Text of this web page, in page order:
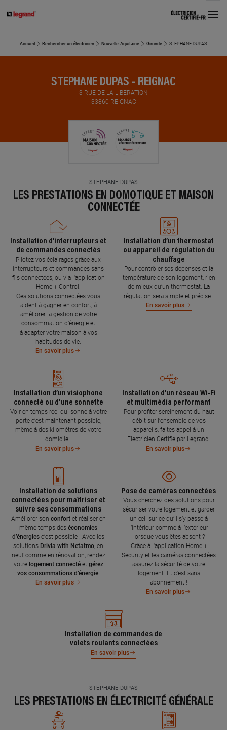
MENU
Accueil Rechercher un électricien Nouvelle-Aquitaine Gironde STEPHANE DUPAS
STEPHANE DUPAS - REIGNAC
3 RUE DE LA LIBERATION
33860 REIGNAC
STEPHANE DUPAS
LES PRESTATIONS EN DOMOTIQUE ET MAISON
CONNECTÉE
Installation d’interrupteurs et
de commandes connectés
Pilotez vos éclairages grâce aux
interrupteurs et commandes sans
fils connectées, ou via l'application
Home + Control.
Ces solutions connectées vous
aident à gagner en confort, à
améliorer la gestion de votre
consommation d’énergie et
à adapter votre maison à vos
habitudes de vie.
En savoir plus
Installation d’un thermostat
ou appareil de régulation du
chauffage
Pour contrôler ses dépenses et la
température de son logement, rien
de mieux qu’un thermostat. La
régulation sera simple et précise.
En savoir plus
Installation d’un visiophone
connecté ou d'une sonnette
Voir en temps réel qui sonne à votre
porte c’est maintenant possible,
même à des kilomètres de votre
domicile.
En savoir plus
Installation d’un réseau Wi-Fi
et multimédia performant
Pour profiter sereinement du haut
débit sur l’ensemble de vos
appareils, faites appel à un
Electricien Certifié par Legrand.
En savoir plus
Installation de solutions
connectées pour maîtriser et
suivre ses consommations
Améliorer son confort et réaliser en
même temps des économies
d’énergies c’est possible ! Avec les
solutions Drivia with Netatmo , en
neuf comme en rénovation, rendez
votre logement connecté et gérez
vos consommations d’énergie.
En savoir plus
Pose de caméras connectées
Vous cherchez des solutions pour
sécuriser votre logement et garder
un œil sur ce qu’il s’y passe à
l’intérieur comme à l’extérieur
lorsque vous êtes absent ?
Grâce à l'application Home +
Security et les caméras connectées
assurez la sécurité de votre
logement. Et c'est sans
abonnement !
En savoir plus
Installation de commandes de
volets roulants connectées
En savoir plus
STEPHANE DUPAS
LES PRESTATIONS EN ÉLECTRICITÉ GÉNÉRALE